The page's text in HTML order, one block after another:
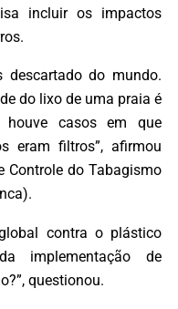
incluir os impactos
do mundo.
do lixo de uma praia é
casos em que
eram filtros”, afirmou
Controle do Tabagismo
contra o plástico
implementação de
questionou.